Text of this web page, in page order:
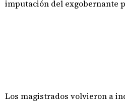
imputación del exgobernante
Los magistrados volvieron a